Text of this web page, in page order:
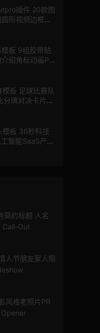
插件 20款图
形视频边框遮
板 9组胶带贴
绍角标动画PR
模板 足球比赛队
分牌对决卡片球
秒科技
智能SaaS产品
简约标题 人名
Call-Out
人节朋友家人照
风格老照片PR